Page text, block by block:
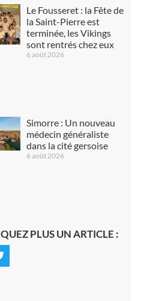
Le Fousseret : la Fête de
la Saint-Pierre est
terminée, les Vikings
sont rentrés chez eux
6 août 2026
Simorre : Un nouveau
médecin généraliste
dans la cité gersoise
6 août 2026
PLUS UN ARTICLE :